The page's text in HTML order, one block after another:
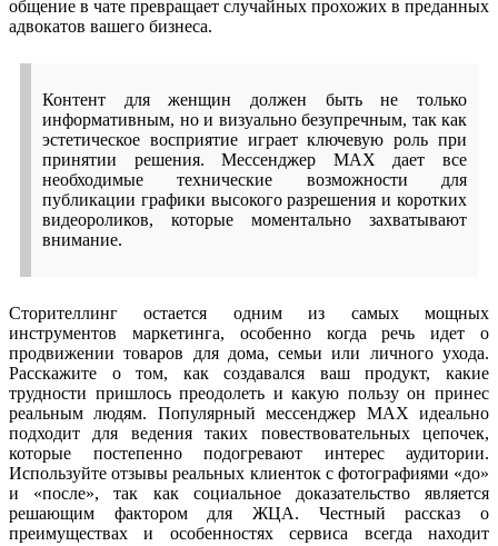
общение в чате превращает случайных прохожих в преданных
адвокатов вашего бизнеса.
Контент для женщин должен быть не только
информативным, но и визуально безупречным, так как
эстетическое восприятие играет ключевую роль при
принятии решения. Мессенджер MAX дает все
необходимые технические возможности для
публикации графики высокого разрешения и коротких
видеороликов, которые моментально захватывают
внимание.
Сторителлинг остается одним из самых мощных
инструментов маркетинга, особенно когда речь идет о
продвижении товаров для дома, семьи или личного ухода.
Расскажите о том, как создавался ваш продукт, какие
трудности пришлось преодолеть и какую пользу он принес
реальным людям. Популярный мессенджер MAX идеально
подходит для ведения таких повествовательных цепочек,
которые постепенно подогревают интерес аудитории.
Используйте отзывы реальных клиенток с фотографиями «до»
и «после», так как социальное доказательство является
решающим фактором для ЖЦА. Честный рассказ о
преимуществах и особенностях сервиса всегда находит